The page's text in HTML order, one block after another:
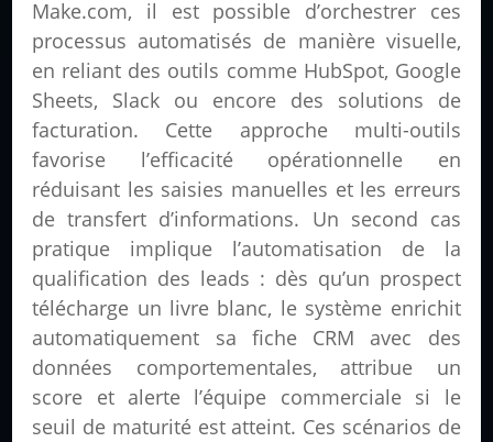
Make.com, il est possible d’orchestrer ces
processus automatisés de manière visuelle,
en reliant des outils comme HubSpot, Google
Sheets, Slack ou encore des solutions de
facturation. Cette approche multi-outils
favorise l’efficacité opérationnelle en
réduisant les saisies manuelles et les erreurs
de transfert d’informations. Un second cas
pratique implique l’automatisation de la
qualification des leads : dès qu’un prospect
télécharge un livre blanc, le système enrichit
automatiquement sa fiche CRM avec des
données comportementales, attribue un
score et alerte l’équipe commerciale si le
seuil de maturité est atteint. Ces scénarios de